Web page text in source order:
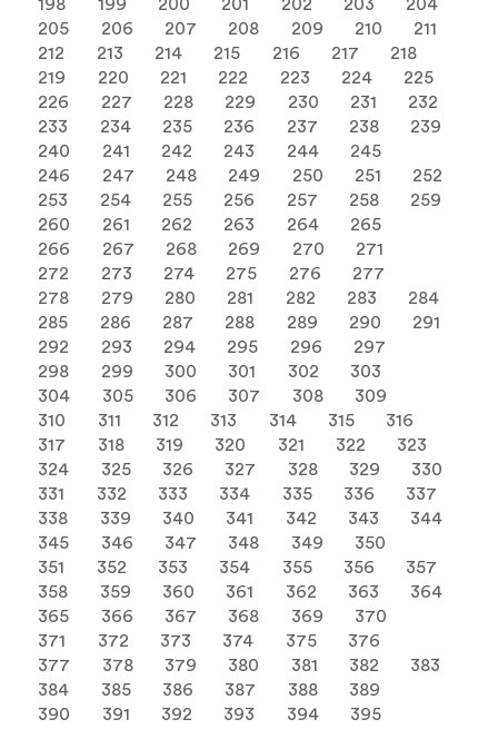
198 199 200 201 202 203
204
205
206 207 208 209 210
211
212
213 214 215 216 217
218
219
220 221 222 223 224
225
226
227 228 229 230 231
232
233
234 235 236 237 238
239
240
241 242 243 244
245
246
247 248 249 250 251
252
253
254 255 256 257 258
259
260
261 262 263 264
265
266
267 268 269 270
271
272
273 274 275 276
277
278
279 280 281 282 283
284
285
286 287 288 289 290
291
292
293 294 295 296
297
298
299 300 301 302
303
304
305 306 307 308
309
310
311 312 313 314 315
316
317
318 319 320 321 322
323
324
325 326 327 328 329
330
331
332 333 334 335 336
337
338
339 340 341 342 343
344
345
346 347 348 349
350
351
352 353 354 355 356
357
358
359 360 361 362 363
364
365
366 367 368 369
370
371
372 373 374 375
376
377
378 379 380 381 382
383
384
385 386 387 388
389
390
391 392 393 394
395